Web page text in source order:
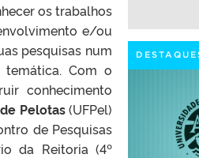
os trabalhos
e/ou
pesquisas num
temática. Com o
conhecimento
Pelotas(UFPel)
de Pesquisas
da Reitoria (4º